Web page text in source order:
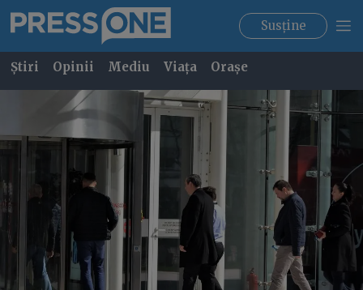
Susține
Știri Opinii Mediu Viața Orașe